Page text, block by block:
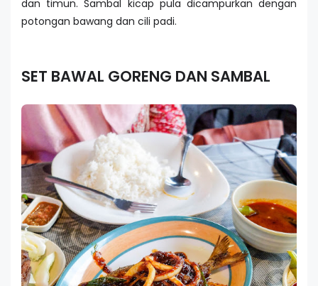
dan timun. Sambal kicap pula dicampurkan dengan
potongan bawang dan cili padi.
SET BAWAL GORENG DAN SAMBAL